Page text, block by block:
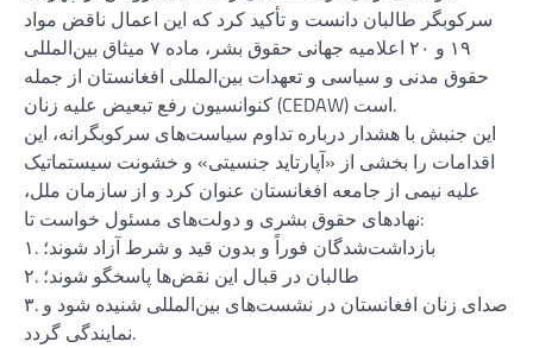
سرکوبگر طالبان دانست و تأکید کرد که این اعمال ناقض مواد
۱۹ و ۲۰ اعلامیه جهانی حقوق بشر، ماده ۷ میثاق بین‌المللی
حقوق مدنی و سیاسی و تعهدات بین‌المللی افغانستان از جمله
کنوانسیون رفع تبعیض علیه زنان (CEDAW) است.
این جنبش با هشدار درباره تداوم سیاست‌های سرکوبگرانه، این
اقدامات را بخشی از «آپارتاید جنسیتی» و خشونت سیستماتیک
علیه نیمی از جامعه افغانستان عنوان کرد و از سازمان ملل،
نهادهای حقوق بشری و دولت‌های مسئول خواست تا:
۱. بازداشت‌شدگان فوراً و بدون قید و شرط آزاد شوند؛
۲. طالبان در قبال این نقض‌ها پاسخگو شوند؛
۳. صدای زنان افغانستان در نشست‌های بین‌المللی شنیده شود و
نمایندگی گردد.